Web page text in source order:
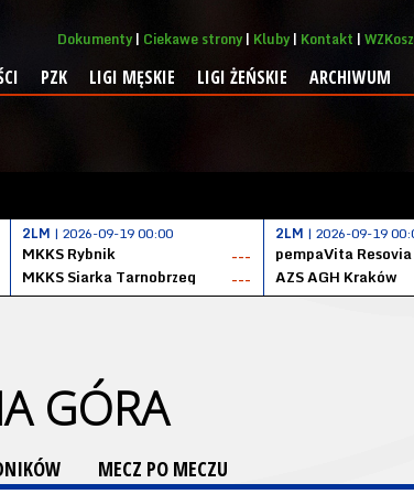
Dokumenty Ciekawe strony Kluby Kontakt
PZK LIGI MĘSKIE LIGI ŻEŃSKIE ARCHIWUM
2LM | 2026-09-19 00:00
MKKS Rybnik
---
MKKS Siarka Tarnobrzeg
---
2LM | 2026-09-19
pempaVita Resovia
AZS AGH Kraków
GÓRA
MECZ PO MECZU